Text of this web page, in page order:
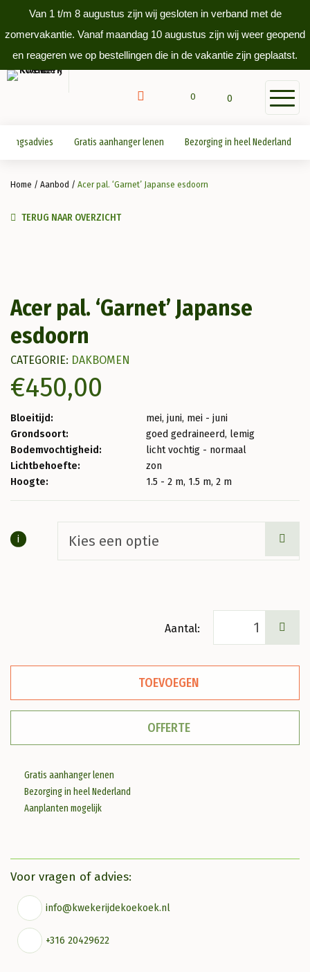
Van 1 t/m 8 augustus zijn wij gesloten in verband met de
zomervakantie. Vanaf maandag 10 augustus zijn wij weer geopend
en reageren we op bestellingen die in de vakantie zijn geplaatst.
0
0
Gratis aanhanger lenen Bezorging in heel Nederland
Home / Aanbod / Acer pal. ‘Garnet’ Japanse esdoorn
TERUG NAAR OVERZICHT
Acer pal. ‘Garnet’ Japanse
esdoorn
CATEGORIE: DAKBOMEN
€450,00
Bloeitijd:
mei, juni, mei - juni
Grondsoort:
goed gedraineerd, lemig
Bodemvochtigheid:
licht vochtig - normaal
Lichtbehoefte:
zon
Hoogte:
1.5 - 2 m, 1.5 m, 2 m
i
pal.
'Garnet'
esdoorn
TOEVOEGEN
OFFERTE
Gratis aanhanger lenen
Bezorging in heel Nederland
Aanplanten mogelijk
Voor vragen of advies:
info@kwekerijdekoekoek.nl
+316 20429622